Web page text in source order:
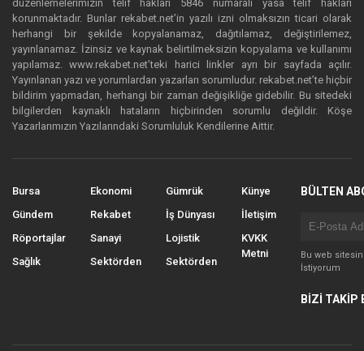
düzenlemelerimizin telif hakları 5846 numaralı yasa telif hakları
korunmaktadır. Bunlar rekabet.net’in yazılı izni olmaksızın ticari olarak
herhangi bir şekilde kopyalanamaz, dağıtılamaz, değiştirilemez,
yayınlanamaz. İzinsiz ve kaynak belirtilmeksizin kopyalama ve kullanımı
yapılamaz. www.rekabet.net’teki harici linkler ayrı bir sayfada açılır.
Yayınlanan yazı ve yorumlardan yazarları sorumludur. rekabet.net’te hiçbir
bildirim yapmadan, herhangi bir zaman değişikliğe gidebilir. Bu sitedeki
bilgilerden kaynaklı hataların hiçbirinden sorumlu değildir. Köşe
Yazarlarımızın Yazılarındaki Sorumluluk Kendilerine Aittir.
Bursa
Gündem
Röportajlar
Sağlık
Ekonomi
Rekabet
Sanayi
Sektörden
Gümrük
İş Dünyası
Lojistik
Sektörden
Künye
İletişim
KVKK
Metni
BÜLTEN
Bu web
İstiyorum
BİZİ TAKİP